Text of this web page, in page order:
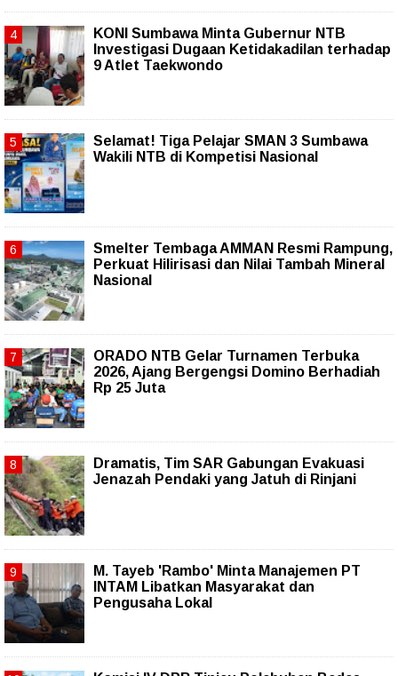
KONI Sumbawa Minta Gubernur NTB
Investigasi Dugaan Ketidakadilan terhadap
9 Atlet Taekwondo
Selamat! Tiga Pelajar SMAN 3 Sumbawa
Wakili NTB di Kompetisi Nasional
Smelter Tembaga AMMAN Resmi Rampung,
Perkuat Hilirisasi dan Nilai Tambah Mineral
Nasional
ORADO NTB Gelar Turnamen Terbuka
2026, Ajang Bergengsi Domino Berhadiah
Rp 25 Juta
Dramatis, Tim SAR Gabungan Evakuasi
Jenazah Pendaki yang Jatuh di Rinjani
M. Tayeb 'Rambo' Minta Manajemen PT
INTAM Libatkan Masyarakat dan
Pengusaha Lokal